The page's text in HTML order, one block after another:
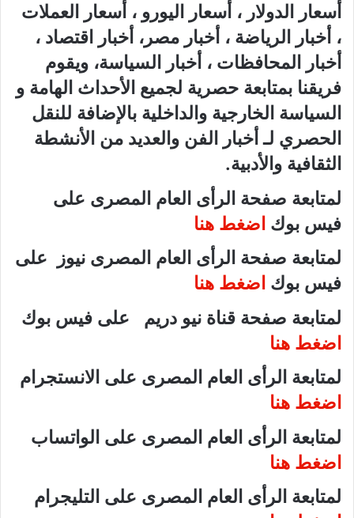
أسعار الدولار ، أسعار اليورو ، أسعار العملات
، أخبار الرياضة ، أخبار مصر، أخبار اقتصاد ،
أخبار المحافظات ، أخبار السياسة، ويقوم
فريقنا بمتابعة حصرية لجميع الأحداث الهامة و
السياسة الخارجية والداخلية بالإضافة للنقل
الحصري لـ أخبار الفن والعديد من الأنشطة
الثقافية والأدبية.
لمتابعة صفحة الرأى العام المصرى على
فيس بوك اضغط هنا
لمتابعة صفحة الرأى العام المصرى نيوز على
فيس بوك اضغط هنا
لمتابعة صفحة قناة نيو دريم على فيس بوك
اضغط هنا
لمتابعة الرأى العام المصرى على الانستجرام
اضغط هنا
لمتابعة الرأى العام المصرى على الواتساب
اضغط هنا
لمتابعة الرأى العام المصرى على التليجرام